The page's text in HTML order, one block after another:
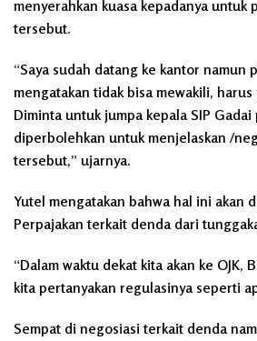
menyerahkan kuasa kepadanya untuk
tersebut.
“Saya sudah datang ke kantor namun
mengatakan tidak bisa mewakili,
Diminta untuk jumpa kepala SIP
diperbolehkan untuk menjelaskan /
tersebut,” ujarnya.
Yutel mengatakan bahwa hal ini akan
Perpajakan terkait denda dari
“Dalam waktu dekat kita akan ke OJK,
kita pertanyakan regulasinya seperti
Sempat di negosiasi terkait denda